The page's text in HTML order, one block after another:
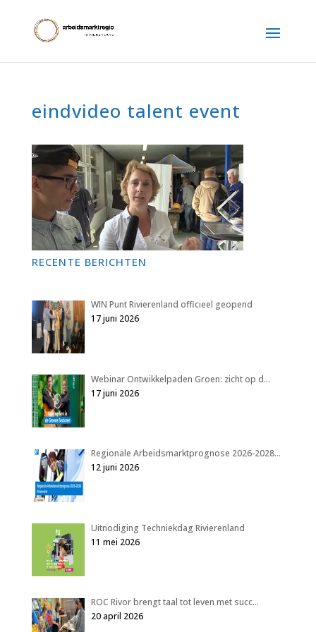
eindvideo talent event
RECENTE BERICHTEN
WIN Punt Rivierenland officieel geopend
17 juni 2026
Webinar Ontwikkelpaden Groen: zicht op d…
17 juni 2026
Regionale Arbeidsmarktprognose 2026-2028…
12 juni 2026
Uitnodiging Techniekdag Rivierenland
11 mei 2026
ROC Rivor brengt taal tot leven met succ…
20 april 2026